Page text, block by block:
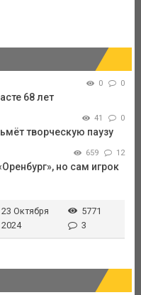
0 0
68 лет
41 0
творческую паузу
659 12
но сам игрок
23 Октября
2024
5771
3